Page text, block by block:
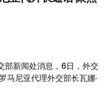
部新闻处消息，6日，外交
马尼亚代理外交部长瓦娜·